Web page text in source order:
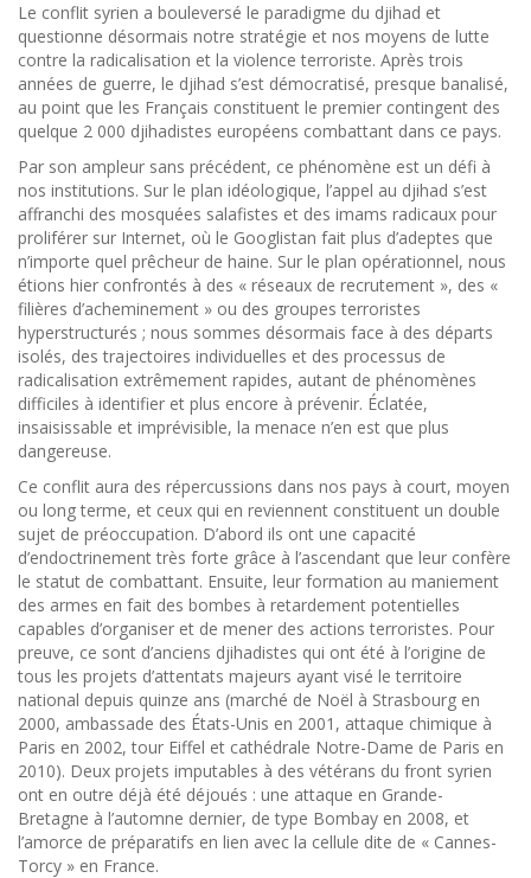
Le conflit syrien a bouleversé le paradigme du djihad et
questionne désormais notre stratégie et nos moyens de lutte
contre la radicalisation et la violence terroriste. Après trois
années de guerre, le djihad s’est démocratisé, presque banalisé,
au point que les Français constituent le premier contingent des
quelque 2 000 djihadistes européens combattant dans ce pays.
Par son ampleur sans précédent, ce phénomène est un défi à
nos institutions. Sur le plan idéologique, l’appel au djihad s’est
affranchi des mosquées salafistes et des imams radicaux pour
proliférer sur Internet, où le Googlistan fait plus d’adeptes que
n’importe quel prêcheur de haine. Sur le plan opérationnel, nous
étions hier confrontés à des « réseaux de recrutement », des «
filières d’acheminement » ou des groupes terroristes
hyperstructurés ; nous sommes désormais face à des départs
isolés, des trajectoires individuelles et des processus de
radicalisation extrêmement rapides, autant de phénomènes
difficiles à identifier et plus encore à prévenir. Éclatée,
insaisissable et imprévisible, la menace n’en est que plus
dangereuse.
Ce conflit aura des répercussions dans nos pays à court, moyen
ou long terme, et ceux qui en reviennent constituent un double
sujet de préoccupation. D’abord ils ont une capacité
d’endoctrinement très forte grâce à l’ascendant que leur confère
le statut de combattant. Ensuite, leur formation au maniement
des armes en fait des bombes à retardement potentielles
capables d’organiser et de mener des actions terroristes. Pour
preuve, ce sont d’anciens djihadistes qui ont été à l’origine de
tous les projets d’attentats majeurs ayant visé le territoire
national depuis quinze ans (marché de Noël à Strasbourg en
2000, ambassade des États-Unis en 2001, attaque chimique à
Paris en 2002, tour Eiffel et cathédrale Notre-Dame de Paris en
2010). Deux projets imputables à des vétérans du front syrien
ont en outre déjà été déjoués : une attaque en Grande-
Bretagne à l’automne dernier, de type Bombay en 2008, et
l’amorce de préparatifs en lien avec la cellule dite de « Cannes-
Torcy » en France.